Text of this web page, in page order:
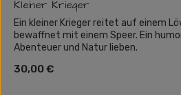
Kleiner Krieger
Ein kleiner Krieger reitet auf einem
bewaffnet mit einem Speer. Ein
Abenteuer und Natur lieben.
Regulärer Preis:
30,00 €